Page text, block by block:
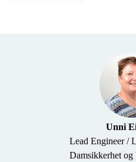
Unni
Lead Engineer /
Damsikkerhet